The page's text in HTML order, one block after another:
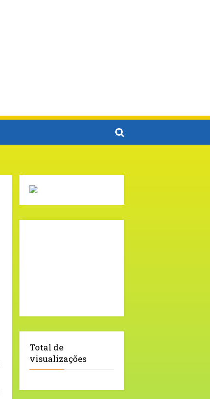
Total de
visualizações